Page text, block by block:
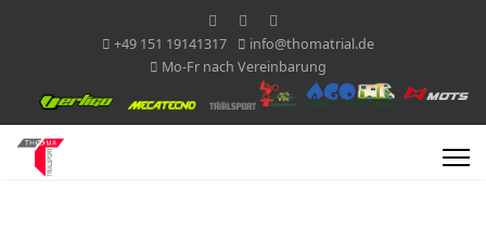
+49 151 19141317
info@thomatrial.de
Mo-Fr nach Vereinbarung